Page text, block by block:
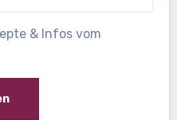
& Infos vom